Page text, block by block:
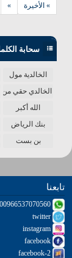
» » الأخيرة
سحابة
الخالدية مول
الخالدي حقي من
الله أكبر
بنك الرياض
بن بست
تابعنا